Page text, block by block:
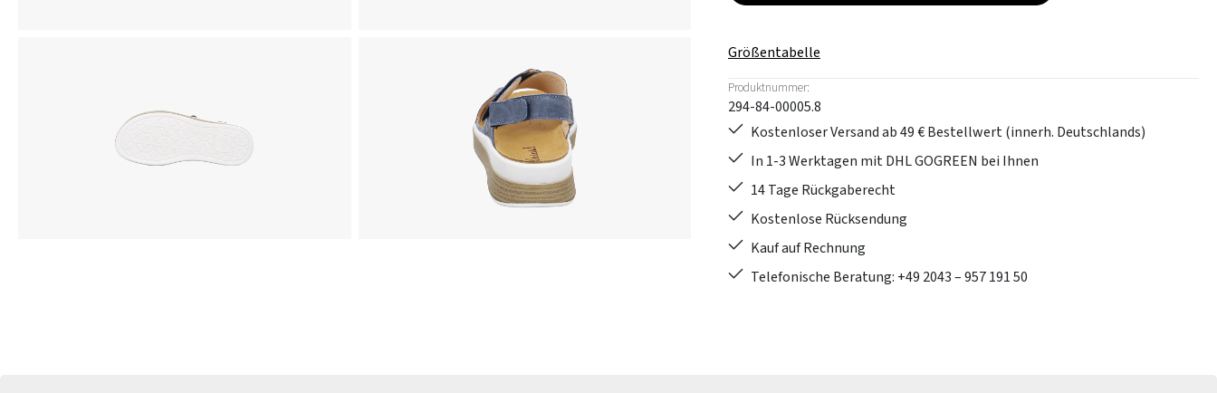
Größentabelle
Produktnummer:
294-84-00005.8
Kostenloser Versand ab 49 € Bestellwert (innerh. Deutschlands)
In 1-3 Werktagen mit DHL GOGREEN bei Ihnen
14 Tage Rückgaberecht
Kostenlose Rücksendung
Kauf auf Rechnung
Telefonische Beratung: +49 2043 – 957 191 50